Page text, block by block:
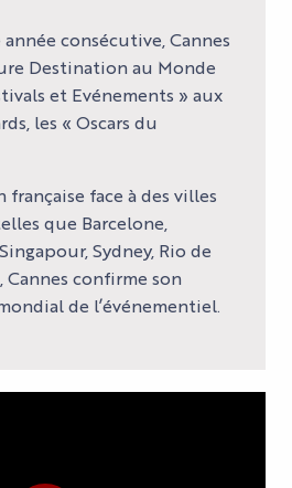
consécutive, Cannes
Destination au Monde
et Evénements » aux
les « Oscars du
face à des villes
que Barcelone,
Sydney, Rio de
Cannes confirme son
de l’événementiel.